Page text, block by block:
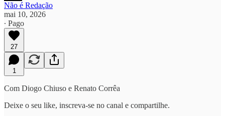
Não é Redação
mai 10, 2026
∙ Pago
27
1
Com Diogo Chiuso e Renato Corrêa
Deixe o seu like, inscreva-se no canal e compartilhe.